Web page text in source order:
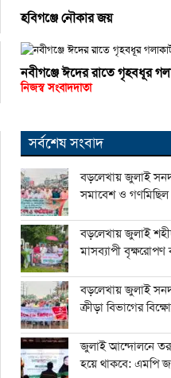
হবিগঞ্জে নৌকার জয়
নবীগঞ্জে ঈদের রাতে গৃহবধূর
নিজস্ব সংবাদদাতা
সর্বশেষ সংবাদ
বড়লেখায় জুলাই সনদ
সমাবেশ ও গণমিছিল
বড়লেখায় জুলাই
মাসব্যাপী বৃক্ষরোপণ
বড়লেখায় জুলাই
ক্রীড়া বিভাগের
জুলাই আন্দোলনে
হয়ে থাকবে: এমপি